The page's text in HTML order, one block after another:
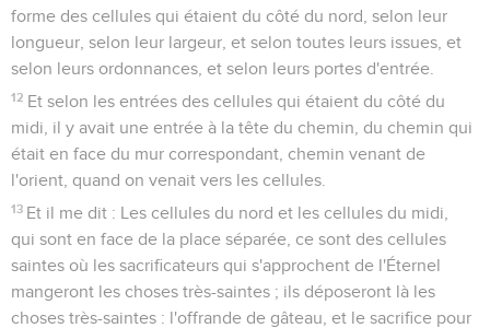
forme des cellules qui étaient du côté du nord, selon leur
longueur, selon leur largeur, et selon toutes leurs issues, et
selon leurs ordonnances, et selon leurs portes d'entrée.
12 Et selon les entrées des cellules qui étaient du côté du
midi, il y avait une entrée à la tête du chemin, du chemin qui
était en face du mur correspondant, chemin venant de
l'orient, quand on venait vers les cellules.
13 Et il me dit : Les cellules du nord et les cellules du midi,
qui sont en face de la place séparée, ce sont des cellules
saintes où les sacrificateurs qui s'approchent de l'Éternel
mangeront les choses très-saintes ; ils déposeront là les
choses très-saintes : l'offrande de gâteau, et le sacrifice pour